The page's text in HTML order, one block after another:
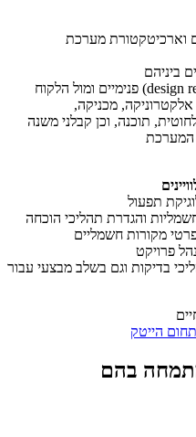
וארכיטקטורת מערכת
ביניהם
מכניקה,
תוכנה, וכן קבלני משנה
המערכת
תפעול
והגדרת תהליכי הוכחה
מקורות חשמליים
פרויקט
בדיקות וגם בשלב מבצעי עבור
הייטק
בהם